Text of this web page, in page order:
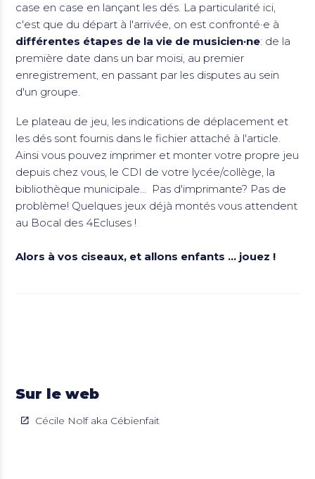
case en case en lançant les dés. La particularité ici,
c'est que du départ à l'arrivée, on est confronté·e à
différentes étapes de la vie de musicien·ne: de la
première date dans un bar moisi, au premier
enregistrement, en passant par les disputes au sein
d'un groupe.
Le plateau de jeu, les indications de déplacement et
les dés sont fournis dans le fichier attaché à l'article.
Ainsi vous pouvez imprimer et monter votre propre jeu
depuis chez vous, le CDI de votre lycée/collège, la
bibliothèque municipale... Pas d'imprimante? Pas de
problème! Quelques jeux déjà montés vous attendent
au Bocal des 4Ecluses !
Alors à vos ciseaux, et allons enfants ... jouez !
Sur le web
Cécile Nolf aka Cébienfait